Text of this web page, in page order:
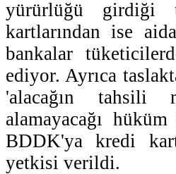
yürürlüğü girdiği
kartlarından ise
bankalar
ediyor. Ayrıca
'alacağın tahsili
alamayacağı
BDDK'ya kredi
yetkisi verildi.